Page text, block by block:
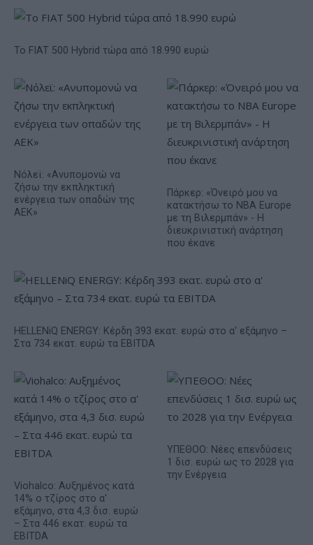
Το FIAT 500 Hybrid τώρα από 18.990 ευρώ
Νόλεϊ: «Ανυπομονώ να
ζήσω την εκπληκτική
ενέργεια των οπαδών της
ΑΕΚ»
Πάρκερ: «Όνειρό μου να
κατακτήσω το ΝΒΑ Europe
με τη Βιλερμπάν» - Η
διευκρινιστική ανάρτηση
που έκανε
HELLENiQ ENERGY: Κέρδη 393 εκατ. ευρώ στο α' εξάμηνο –
Στα 734 εκατ. ευρώ τα EBITDA
Viohalco: Αυξημένος κατά
14% ο τζίρος στο α'
εξάμηνο, στα 4,3 δισ. ευρώ
– Στα 446 εκατ. ευρώ τα
EBITDA
ΥΠΕΘΟΟ: Νέες επενδύσεις
1 δισ. ευρώ ως το 2028 για
την Ενέργεια